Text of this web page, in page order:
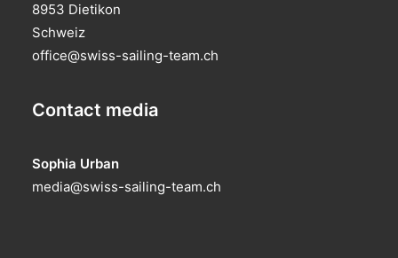
8953 Dietikon
Schweiz
office@swiss-sailing-team.ch
Contact media
Sophia Urban
media@swiss-sailing-team.ch